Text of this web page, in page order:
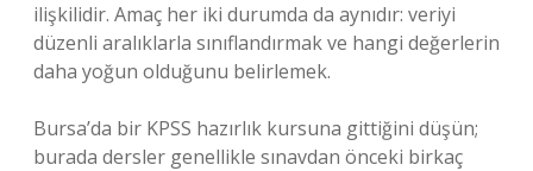
ilişkilidir. Amaç her iki durumda da aynıdır: veriyi
düzenli aralıklarla sınıflandırmak ve hangi değerlerin
daha yoğun olduğunu belirlemek.
Bursa’da bir KPSS hazırlık kursuna gittiğini düşün;
burada dersler genellikle sınavdan önceki birkaç